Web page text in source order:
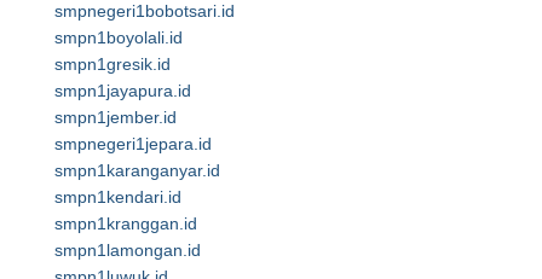
smpnegeri1bobotsari.id
smpn1boyolali.id
smpn1gresik.id
smpn1jayapura.id
smpn1jember.id
smpnegeri1jepara.id
smpn1karanganyar.id
smpn1kendari.id
smpn1kranggan.id
smpn1lamongan.id